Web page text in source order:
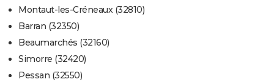
Montaut-les-Créneaux (32810)
Barran (32350)
Beaumarchés (32160)
Simorre (32420)
Pessan (32550)